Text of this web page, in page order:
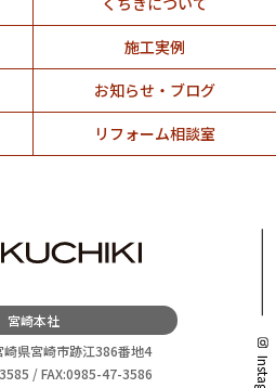
施工実例
お知らせ・ブログ
リフォーム相談室
宮崎本社
県宮崎市跡江386番地4
/ FAX:0985-47-3586